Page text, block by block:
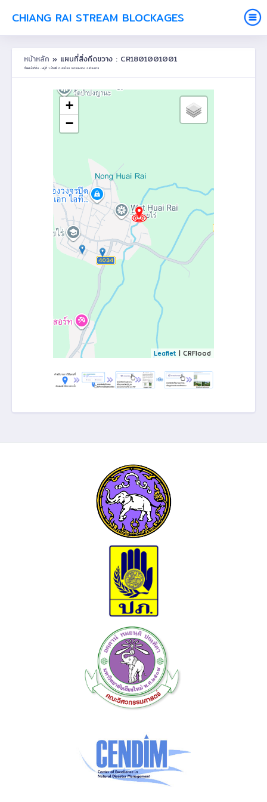
CHIANG RAI STREAM BLOCKAGES
หน้าหลัก » แผนที่สิ่งกีดขวาง : CR1801001001
ตำแหน่งที่ตั้ง : หมู่ที่ 1 ห้วยไร่ ต.ปงน้อย อ.ดอยหลวง จ.เชียงราย
+
−
Leaflet | CRFlood